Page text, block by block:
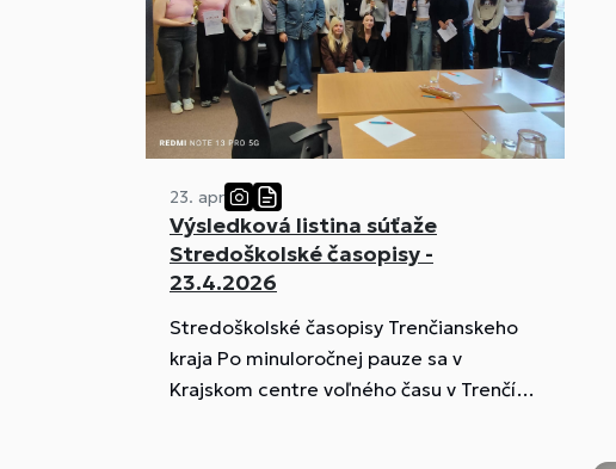
23. apr
Výsledková listina súťaže
Stredoškolské časopisy -
23.4.2026
Stredoškolské časopisy Trenčianskeho
kraja Po minuloročnej pauze sa v
Krajskom centre voľného času v Trenčíne